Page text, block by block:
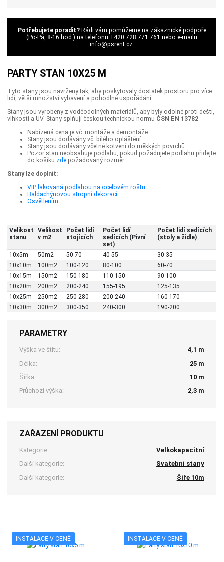
Potřebujete poradit?Rádi vám pomůžeme na zákaznické podpoře
(Po-Pá, 8-16 hod.) na telefonu +420 728 771 761 nebo e-mailu
info@psrent.cz
PARTY STAN 10X25 M
Tyto stany jsou navrženy tak, aby poskytovaly dostatek prostoru pro více
lidí, větší množství vybavení a pohodlné uspořádání.
Stany jsou vyrobeny z voděodolných materiálů, aby byly odolné proti dešti,
vlhkosti a UV. Stany splňují českou technickou normu ČSN EN 13782
Nabízená cena je vč. montáže a demontáže.
Stany jsou dodávány vč. bílého opláštění.
Stany jsou dodávány včetně kotvení do měkkých povrchů.
Pozor stan neobsahuje podlahu, pokud požadujete podlahu přidejte
do košíku zde požadovaný rozměr.
Stany lze doplnit:
VIP lakovaná podlahou na ocelovém roštu
Baldachýnovou stropní dekorací
Osvětlením
Velikost
stanu
Velikost
v m2
Počet lidí
stojících
Počet lidí
sedících (Pivní
set)
Počet lidí sedících
(stoly a židle)
10x5m 50m2 50-70 40-55
30-35
10x10m
100m2 100-120 80-100
60-70
10x15m
150m2 150-180 110-150
90-100
10x20m
200m2 200-240 155-195
125-135
10x25m
250m2 250-280 200-240
160-170
10x30m
300m2 300-350 240-300 190-200
PARAMETRY
Výška ve štítu:
4,1 m
Délka:
25 m
Šířka:
10 m
Průchozí výška:
2,3 m
ZAŘAZENÍ PRODUKTU
Kategorie:
Velkokapacitní
Další kategorie:
Svatební stany
Další kategorie:
Šíře 10m
INSTALACE V CENĚ INSTALACE V CENĚ